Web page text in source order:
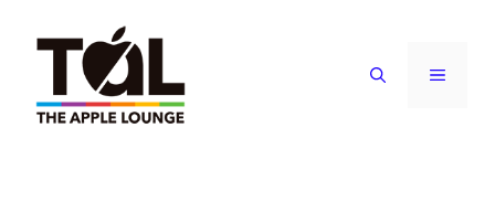
contenuto
MENU